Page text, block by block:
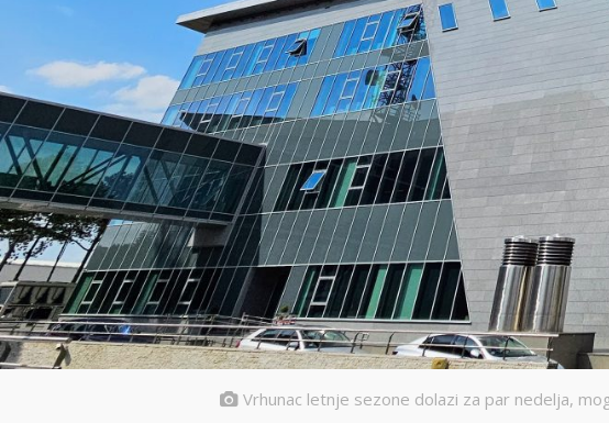
Vrhunac letnje sezone dolazi za par nedelja,